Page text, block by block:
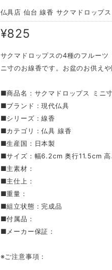
仏具店 仙台 線香 サクマドロップ
¥825
サクマドロップスの4種のフルーツ
ニ寸のお線香です。お盆のお供え
■商品名：サクマドロップス ミニ
■ブランド：現代仏具
■シリーズ：線香
■カテゴリ：仏具 線香
■生産国：日本製
■サイズ：幅6.2cm 奥行11.5cm
■主素材：
■主仕上：
■重量：
■組立状態：完成品
■付属品：
■メーカー保証：
※ご注意事項：